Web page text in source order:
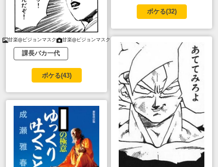
甘楽@ピジョンマスク 甘楽@ピジョンマスク
課長バカ一代
ボケる(43)
ボケる(32)